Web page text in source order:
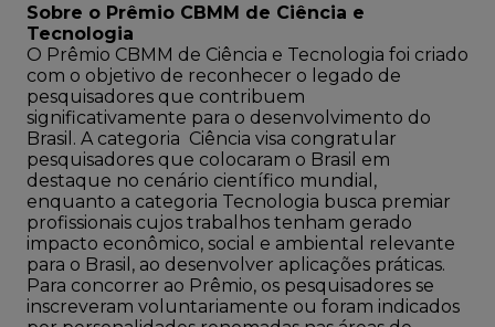
Sobre o Prêmio CBMM de Ciência e
Tecnologia
O Prêmio CBMM de Ciência e Tecnologia foi criado
com o objetivo de reconhecer o legado de
pesquisadores que contribuem
significativamente para o desenvolvimento do
Brasil. A categoria Ciência visa congratular
pesquisadores que colocaram o Brasil em
destaque no cenário científico mundial,
enquanto a categoria Tecnologia busca premiar
profissionais cujos trabalhos tenham gerado
impacto econômico, social e ambiental relevante
para o Brasil, ao desenvolver aplicações práticas.
Para concorrer ao Prêmio, os pesquisadores se
inscreveram voluntariamente ou foram indicados